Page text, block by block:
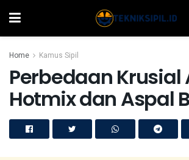
Home Kamus Sipil
Perbedaan Krusial
Hotmix dan Aspal